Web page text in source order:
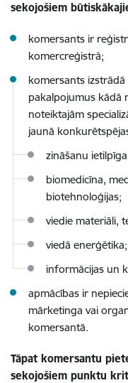
sekojošiem
komersants ir
komercreģistrā;
komersants
pakalpojumus kādā
noteiktajām
jaunā
zināšanu
biomedicīna,
biotehnoloģijas;
viedie materiāli,
viedā enerģētika;
informācijas un
apmācības ir
mārketinga vai
komersantā.
Tāpat komersantu
sekojošiem punktu